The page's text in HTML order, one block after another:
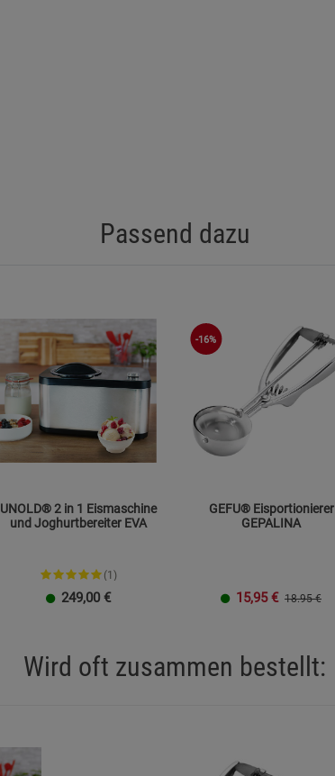
Passend dazu
UNOLD® 2 in 1 Eismaschine
und Joghurtbereiter EVA
(1)
249,00 €
-16%
GEFU® Eisportionierer
GEPALINA
15,95 € 18.95 €
Wird oft zusammen bestellt: